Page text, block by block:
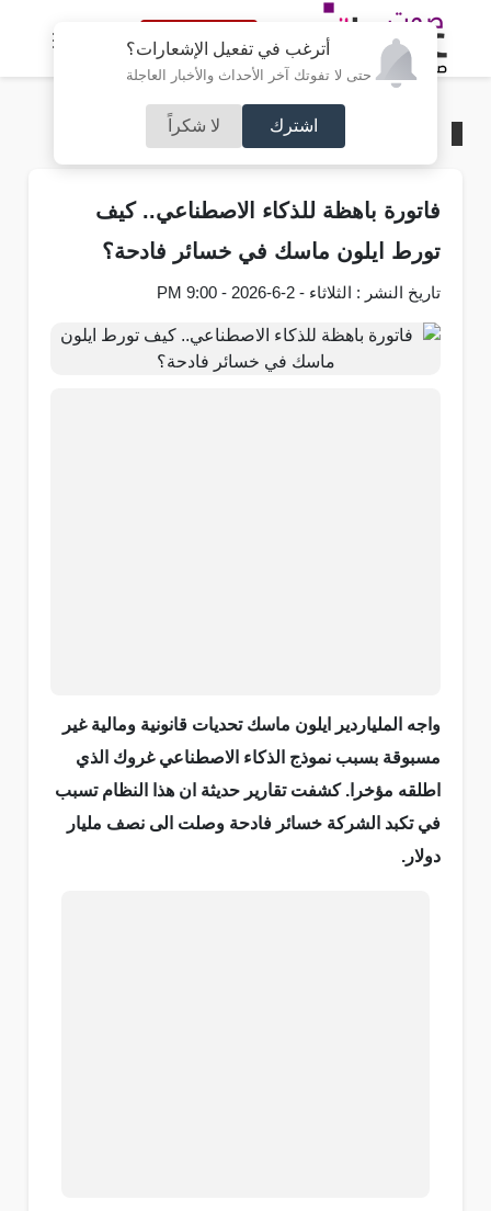
أترغب في تفعيل الإشعارات؟
حتى لا تفوتك آخر الأحداث والأخبار العاجلة
اشترك لا شكراً
النسخة الكاملة
تكنولوجيا
فاتورة باهظة للذكاء الاصطناعي.. كيف
تورط ايلون ماسك في خسائر فادحة؟
تاريخ النشر : الثلاثاء - 2-6-2026 - 9:00 PM
واجه الملياردير ايلون ماسك تحديات قانونية ومالية غير
مسبوقة بسبب نموذج الذكاء الاصطناعي غروك الذي
اطلقه مؤخرا. كشفت تقارير حديثة ان هذا النظام تسبب
في تكبد الشركة خسائر فادحة وصلت الى نصف مليار
دولار.